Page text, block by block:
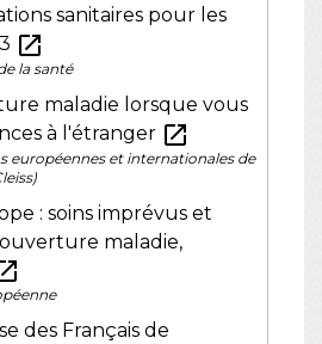
sanitaires pour les
open_in_new
la santé
maladie lorsque vous
à l'étranger open_in_new
européennes et internationales de
: soins imprévus et
maladie,
des Français de